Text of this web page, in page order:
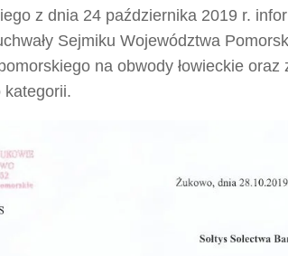
z dnia 24 października 2019 r.
Sejmiku Województwa
na obwody łowieckie oraz
kategorii.